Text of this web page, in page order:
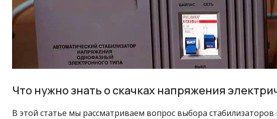
Что нужно знать о скачках напряжения
В этой статье мы рассматриваем вопрос выбора